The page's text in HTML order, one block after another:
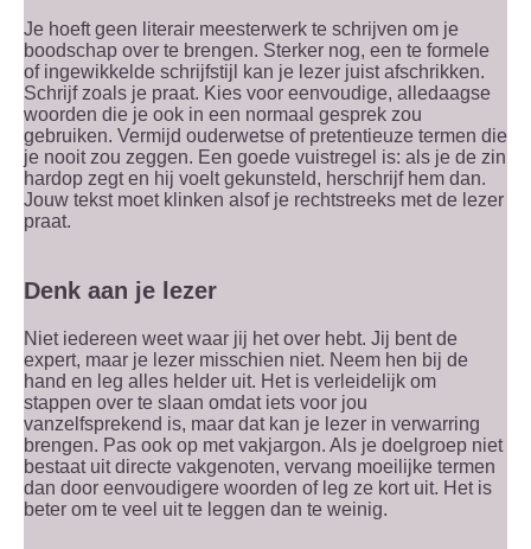
Je hoeft geen literair meesterwerk te schrijven om je
boodschap over te brengen. Sterker nog, een te formele
of ingewikkelde schrijfstijl kan je lezer juist afschrikken.
Schrijf zoals je praat. Kies voor eenvoudige, alledaagse
woorden die je ook in een normaal gesprek zou
gebruiken. Vermijd ouderwetse of pretentieuze termen die
je nooit zou zeggen. Een goede vuistregel is: als je de zin
hardop zegt en hij voelt gekunsteld, herschrijf hem dan.
Jouw tekst moet klinken alsof je rechtstreeks met de lezer
praat.
Denk aan je lezer
Niet iedereen weet waar jij het over hebt. Jij bent de
expert, maar je lezer misschien niet. Neem hen bij de
hand en leg alles helder uit. Het is verleidelijk om
stappen over te slaan omdat iets voor jou
vanzelfsprekend is, maar dat kan je lezer in verwarring
brengen. Pas ook op met vakjargon. Als je doelgroep niet
bestaat uit directe vakgenoten, vervang moeilijke termen
dan door eenvoudigere woorden of leg ze kort uit. Het is
beter om te veel uit te leggen dan te weinig.